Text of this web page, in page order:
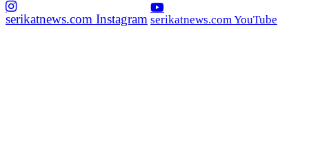
serikatnews.com Instagram serikatnews.com YouTube